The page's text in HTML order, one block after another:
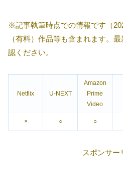
※記事執筆時点での情報です（
（有料）作品等も含まれます。
認ください。
Netflix U-NEXT
Amazon
Prime
Video
× ○ ○
スポンサー